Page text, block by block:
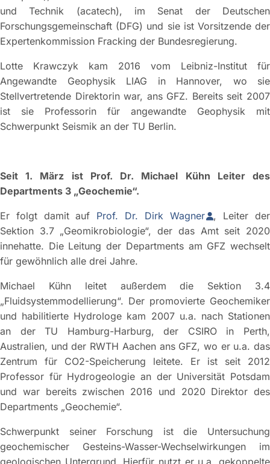
und Technik (acatech), im Senat der Deutschen
Forschungsgemeinschaft (DFG) und sie ist Vorsitzende der
Expertenkommission Fracking der Bundesregierung.
Lotte Krawczyk kam 2016 vom Leibniz-Institut für
Angewandte Geophysik LIAG in Hannover, wo sie
Stellvertretende Direktorin war, ans GFZ. Bereits seit 2007
ist sie Professorin für angewandte Geophysik mit
Schwerpunkt Seismik an der TU Berlin.
Seit 1. März ist Prof. Dr. Michael Kühn Leiter des
Departments 3 „Geochemie“.
Er folgt damit auf Prof. Dr. Dirk Wagner
, Leiter der
Sektion 3.7 „Geomikrobiologie“, der das Amt seit 2020
innehatte. Die Leitung der Departments am GFZ wechselt
für gewöhnlich alle drei Jahre.
Michael Kühn leitet außerdem die Sektion 3.4
„Fluidsystemmodellierung“. Der promovierte Geochemiker
und habilitierte Hydrologe kam 2007 u.a. nach Stationen
an der TU Hamburg-Harburg, der CSIRO in Perth,
Australien, und der RWTH Aachen ans GFZ, wo er u.a. das
Zentrum für CO2-Speicherung leitete. Er ist seit 2012
Professor für Hydrogeologie an der Universität Potsdam
und war bereits zwischen 2016 und 2020 Direktor des
Departments „Geochemie“.
Schwerpunkt seiner Forschung ist die Untersuchung
geochemischer Gesteins-Wasser-Wechselwirkungen im